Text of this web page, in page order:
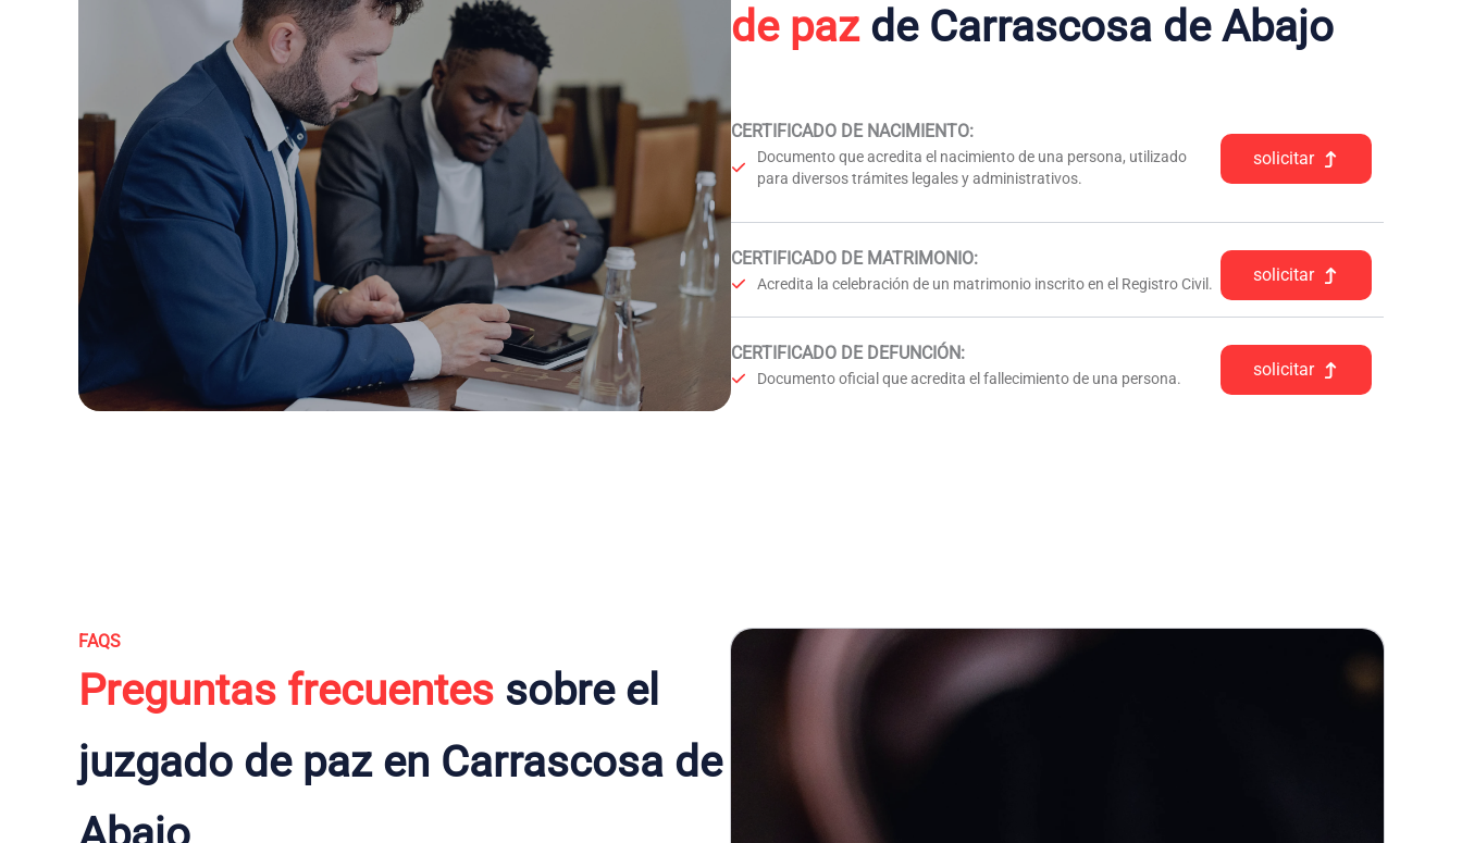
de pazde Carrascosa de Abajo
CERTIFICADO DE NACIMIENTO:
Documento que acredita el nacimiento de una persona, utilizado
para diversos trámites legales y administrativos.
solicitar
CERTIFICADO DE MATRIMONIO:
Acredita la celebración de un matrimonio inscrito en el Registro Civil. solicitar
CERTIFICADO DE DEFUNCIÓN:
Documento oficial que acredita el fallecimiento de una persona. solicitar
FAQS
Preguntas frecuentes sobre el
juzgado de paz en Carrascosa de